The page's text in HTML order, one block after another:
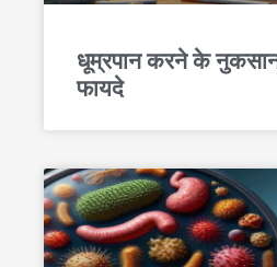
धूम्रपान करने के
फायदे